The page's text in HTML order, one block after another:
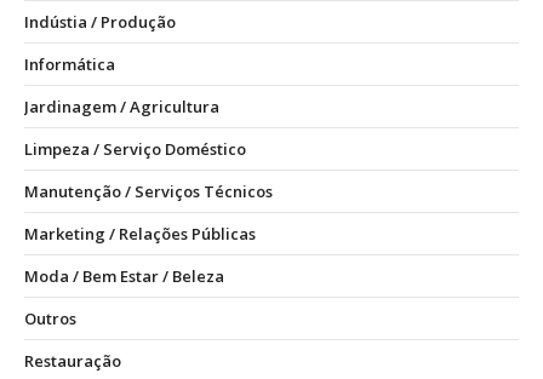
Indústia / Produção
Informática
Jardinagem / Agricultura
Limpeza / Serviço Doméstico
Manutenção / Serviços Técnicos
Marketing / Relações Públicas
Moda / Bem Estar / Beleza
Outros
Restauração